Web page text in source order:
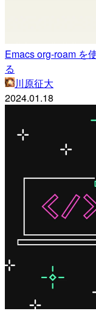
Emacs org-roam を
る
川原征大
2024.01.18